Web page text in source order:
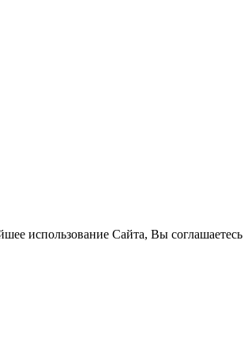
использование Сайта, Вы